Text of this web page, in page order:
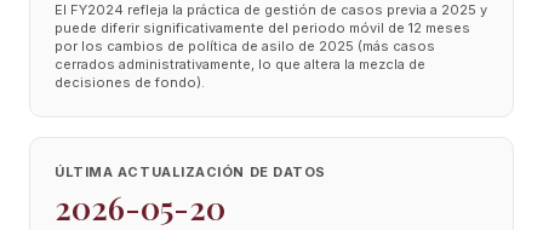
El FY2024 refleja la práctica de gestión de casos previa a 2025 y
puede diferir significativamente del periodo móvil de 12 meses
por los cambios de política de asilo de 2025 (más casos
cerrados administrativamente, lo que altera la mezcla de
decisiones de fondo).
ÚLTIMA ACTUALIZACIÓN DE DATOS
2026-05-20